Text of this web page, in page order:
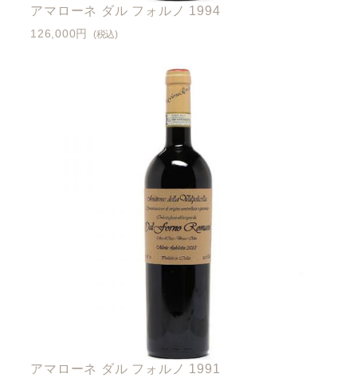
アマローネ ダル フォルノ 1994
126,000円 (税込)
アマローネ ダル フォルノ 1991